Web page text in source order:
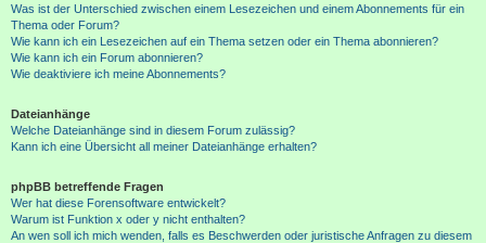
Was ist der Unterschied zwischen einem Lesezeichen und einem Abonnements für ein
Thema oder Forum?
Wie kann ich ein Lesezeichen auf ein Thema setzen oder ein Thema abonnieren?
Wie kann ich ein Forum abonnieren?
Wie deaktiviere ich meine Abonnements?
Dateianhänge
Welche Dateianhänge sind in diesem Forum zulässig?
Kann ich eine Übersicht all meiner Dateianhänge erhalten?
phpBB betreffende Fragen
Wer hat diese Forensoftware entwickelt?
Warum ist Funktion x oder y nicht enthalten?
An wen soll ich mich wenden, falls es Beschwerden oder juristische Anfragen zu diesem